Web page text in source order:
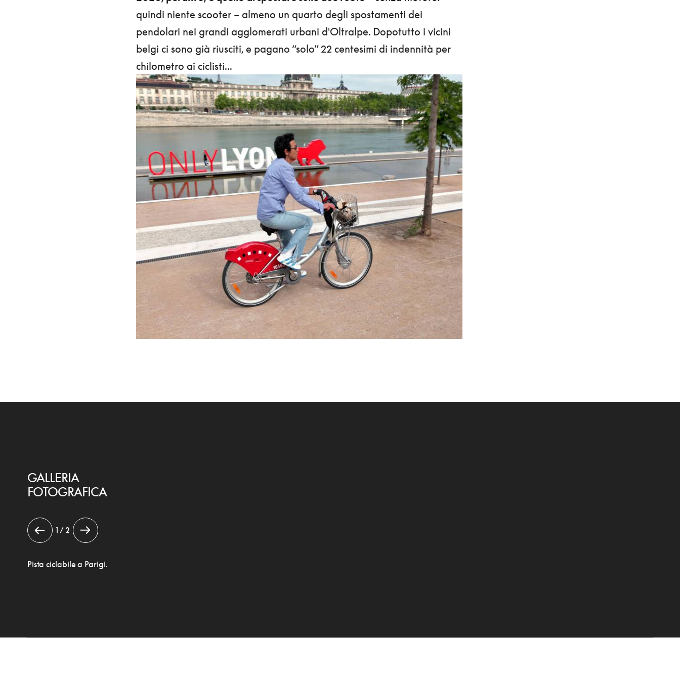
quindi niente scooter – almeno un quarto degli spostamenti dei
pendolari nei grandi agglomerati urbani d'Oltralpe. Dopotutto i vicini
belgi ci sono già riusciti, e pagano “solo” 22 centesimi di indennità per
chilometro ai ciclisti...
GALLERIA
FOTOGRAFICA
1 / 2
Pista ciclabile a Parigi.